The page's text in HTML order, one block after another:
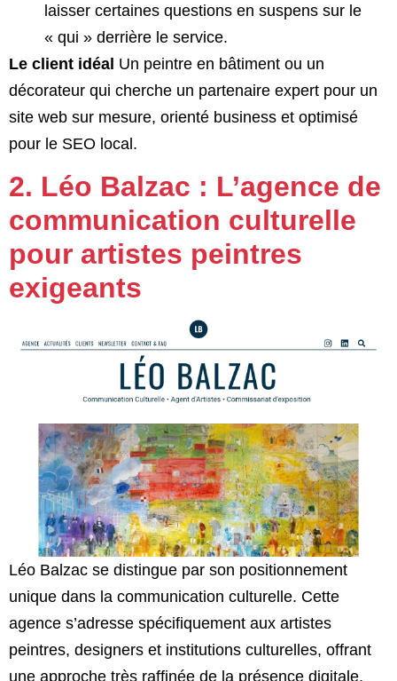
laisser certaines questions en suspens sur le
« qui » derrière le service.
Le client idéal Un peintre en bâtiment ou un
décorateur qui cherche un partenaire expert pour un
site web sur mesure, orienté business et optimisé
pour le SEO local.
2. Léo Balzac : L’agence de
communication culturelle
pour artistes peintres
exigeants
Léo Balzac se distingue par son positionnement
unique dans la communication culturelle. Cette
agence s’adresse spécifiquement aux artistes
peintres, designers et institutions culturelles, offrant
une approche très raffinée de la présence digitale.